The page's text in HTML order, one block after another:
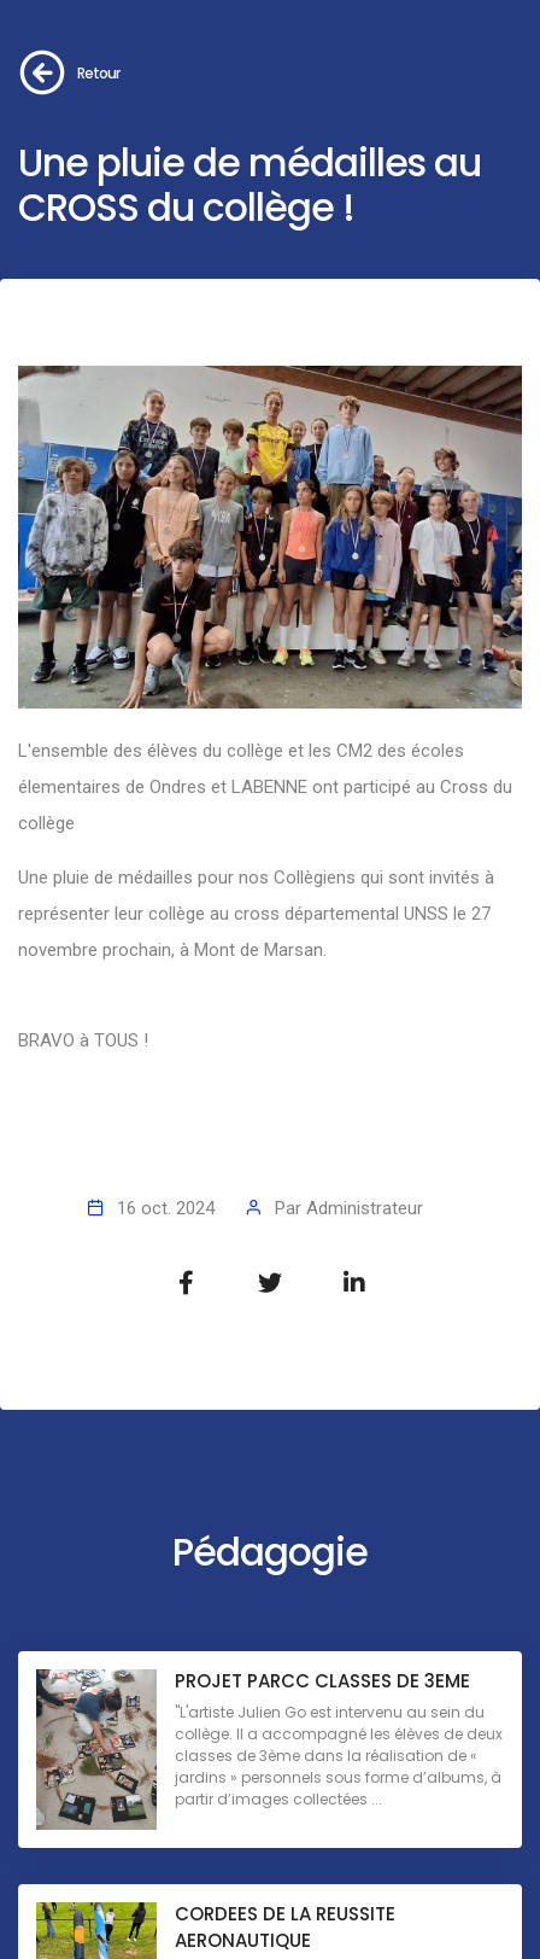
Retour
Une pluie de médailles au
CROSS du collège !
L'ensemble des élèves du collège et les CM2 des écoles
élementaires de Ondres et LABENNE ont participé au Cross du
collège
Une pluie de médailles pour nos Collègiens qui sont invités à
représenter leur collège au cross départemental UNSS le 27
novembre prochain, à Mont de Marsan.
BRAVO à TOUS !
16 oct. 2024 Par Administrateur
Pédagogie
PROJET PARCC CLASSES DE 3EME
"L'artiste Julien Go est intervenu au sein du
collège. Il a accompagné les élèves de deux
classes de 3ème dans la réalisation de «
jardins » personnels sous forme d’albums, à
partir d’images collectées ...
CORDEES DE LA REUSSITE
AERONAUTIQUE